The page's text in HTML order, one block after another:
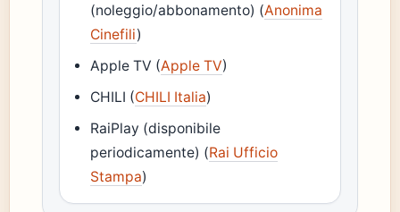
(noleggio/abbonamento) (Anonima
Cinefili)
Apple TV (Apple TV)
CHILI (CHILI Italia)
RaiPlay (disponibile
periodicamente) (Rai Ufficio
Stampa)